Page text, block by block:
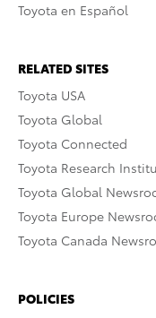
Toyota en Español
RELATED SITES
Toyota USA
Toyota Global
Toyota Connected
Toyota Research
Toyota Global
Toyota Europe
Toyota Canada
POLICIES